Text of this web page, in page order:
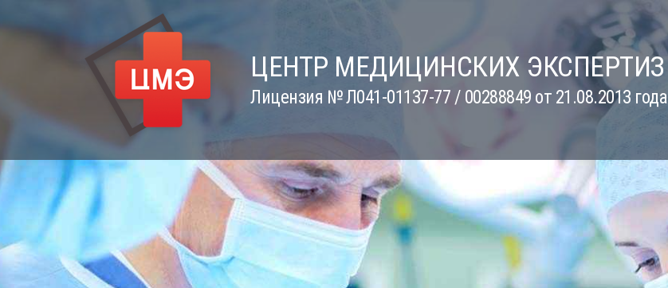
ЦЕНТР МЕДИЦИНСКИХ ЭКСПЕРТИЗ
Лицензия № Л041-01137-77 / 00288849 от 21.08.2013 года